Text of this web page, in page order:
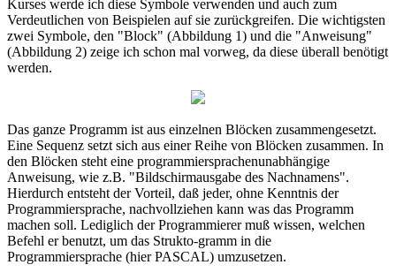
Kurses werde ich diese Symbole verwenden und auch zum
Verdeutlichen von Beispielen auf sie zurückgreifen. Die wichtigsten
zwei Symbole, den "Block" (Abbildung 1) und die "Anweisung"
(Abbildung 2) zeige ich schon mal vorweg, da diese überall benötigt
werden.
Das ganze Programm ist aus einzelnen Blöcken zusammengesetzt.
Eine Sequenz setzt sich aus einer Reihe von Blöcken zusammen. In
den Blöcken steht eine programmiersprachenunabhängige
Anweisung, wie z.B. "Bildschirmausgabe des Nachnamens".
Hierdurch entsteht der Vorteil, daß jeder, ohne Kenntnis der
Programmiersprache, nachvollziehen kann was das Programm
machen soll. Lediglich der Programmierer muß wissen, welchen
Befehl er benutzt, um das Strukto-gramm in die
Programmiersprache (hier PASCAL) umzusetzen.